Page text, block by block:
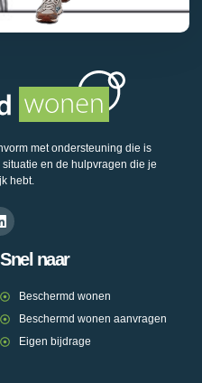
met ondersteuning die is
en de hulpvragen die je
hebt.
Snel naar
Beschermd wonen
Beschermd wonen aanvragen
Eigen bijdrage